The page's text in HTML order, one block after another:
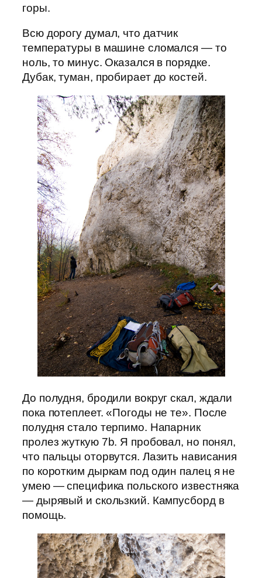
горы.
Всю дорогу думал, что датчик
температуры в машине сломался — то
ноль, то минус. Оказался в порядке.
Дубак, туман, пробирает до костей.
До полудня, бродили вокруг скал, ждали
пока потеплеет. «Погоды не те». После
полудня стало терпимо. Напарник
пролез жуткую 7b. Я пробовал, но понял,
что пальцы оторвутся. Лазить нависания
по коротким дыркам под один палец я не
умею — специфика польского известняка
— дырявый и скользкий. Кампусборд в
помощь.